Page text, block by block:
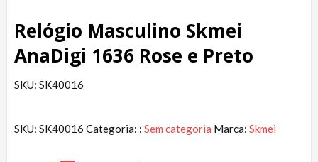
Relógio Masculino Skmei
AnaDigi 1636 Rose e Preto
SKU: SK40016
SKU: SK40016 Categoria: : Sem categoria Marca: Skmei